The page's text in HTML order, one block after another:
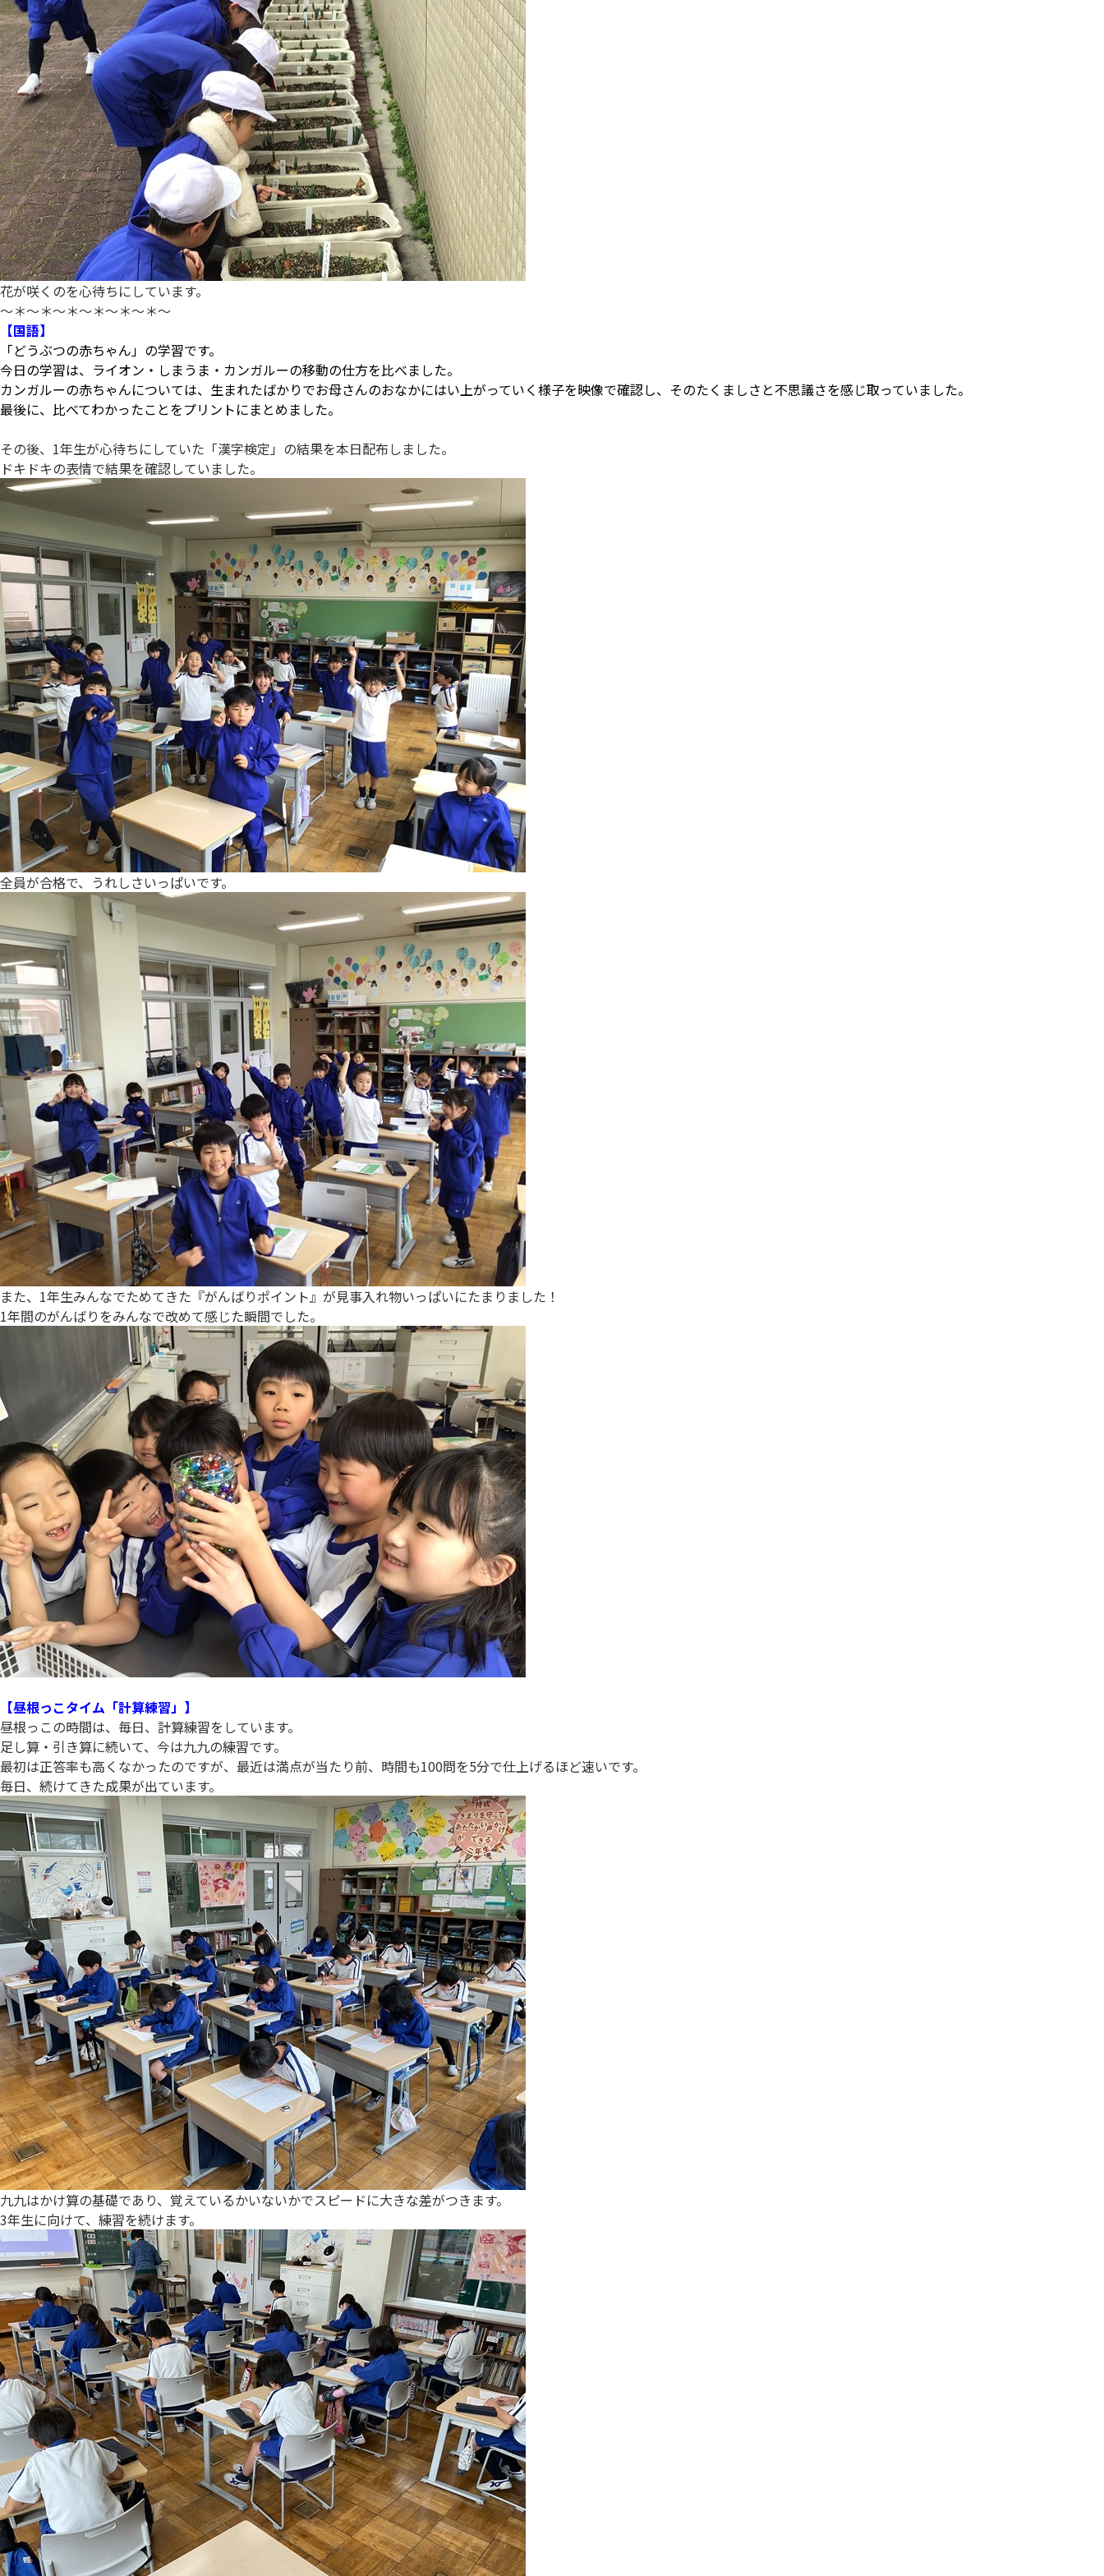
花が咲くのを心待ちにしています。
～＊～＊～＊～＊～＊～＊～
【国語】
「どうぶつの赤ちゃん」の学習です。
今日の学習は、ライオン・しまうま・カンガルーの移動の仕方を比べました。
カンガルーの赤ちゃんについては、生まれたばかりでお母さんのおなかにはい上がっていく様子を映像で確認し、そのたくましさと不思議さを感じ取っていました。
最後に、比べてわかったことをプリントにまとめました。
その後、1年生が心待ちにしていた「漢字検定」の結果を本日配布しました。
ドキドキの表情で結果を確認していました。
全員が合格で、うれしさいっぱいです。
また、1年生みんなでためてきた『がんばりポイント』が見事入れ物いっぱいにたまりました！
1年間のがんばりをみんなで改めて感じた瞬間でした。
【昼根っこタイム「計算練習」】
昼根っこの時間は、毎日、計算練習をしています。
足し算・引き算に続いて、今は九九の練習です。
最初は正答率も高くなかったのですが、最近は満点が当たり前、時間も100問を5分で仕上げるほど速いです。
毎日、続けてきた成果が出ています。
九九はかけ算の基礎であり、覚えているかいないかでスピードに大きな差がつきます。
3年生に向けて、練習を続けます。